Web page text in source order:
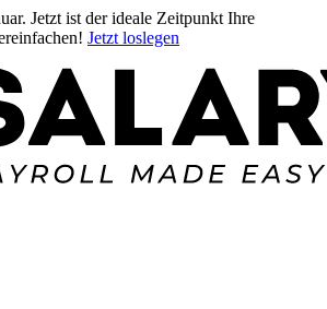
Jetzt ist der ideale Zeitpunkt Ihre
Jetzt loslegen